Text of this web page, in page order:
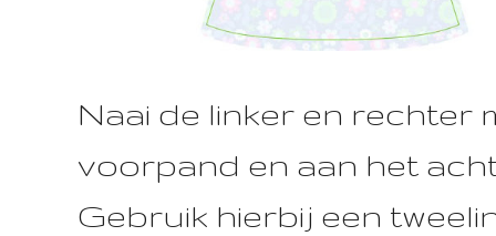
Naai de linker en rechter
voorpand en aan het
Gebruik hierbij een